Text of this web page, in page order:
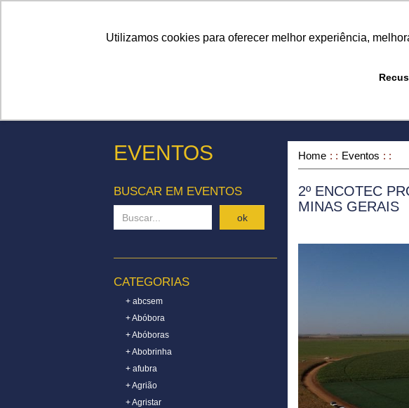
Utilizamos cookies para oferecer melhor experiência,
EVENTOS
BUSCAR EM EVENTOS
ok
CATEGORIAS
+ abcsem
+ Abóbora
+ Abóboras
+ Abobrinha
+ afubra
+ Agrião
+ Agristar
Home Eventos
2º ENCOTEC
MINAS GERAIS